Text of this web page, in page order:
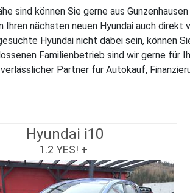
sind können Sie gerne aus
Ihren nächsten neuen Hyundai auch direkt
Hyundai nicht dabei sein, können
Familienbetrieb sind wir gerne für
Partner für Autokauf,
Hyundai i10
1.2 YES! +